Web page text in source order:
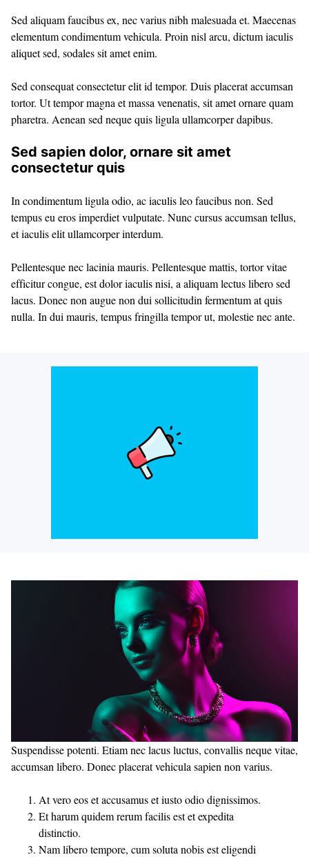
Sed aliquam faucibus ex, nec varius nibh malesuada et. Maecenas
elementum condimentum vehicula. Proin nisl arcu, dictum iaculis
aliquet sed, sodales sit amet enim.
Sed consequat consectetur elit id tempor. Duis placerat accumsan
tortor. Ut tempor magna et massa venenatis, sit amet ornare quam
pharetra. Aenean sed neque quis ligula ullamcorper dapibus.
Sed sapien dolor, ornare sit amet
consectetur quis
In condimentum ligula odio, ac iaculis leo faucibus non. Sed
tempus eu eros imperdiet vulputate. Nunc cursus accumsan tellus,
et iaculis elit ullamcorper interdum.
Pellentesque nec lacinia mauris. Pellentesque mattis, tortor vitae
efficitur congue, est dolor iaculis nisi, a aliquam lectus libero sed
lacus. Donec non augue non dui sollicitudin fermentum at quis
nulla. In dui mauris, tempus fringilla tempor ut, molestie nec ante.
Suspendisse potenti. Etiam nec lacus luctus, convallis neque vitae,
accumsan libero. Donec placerat vehicula sapien non varius.
At vero eos et accusamus et iusto odio dignissimos.
Et harum quidem rerum facilis est et expedita
distinctio.
Nam libero tempore, cum soluta nobis est eligendi